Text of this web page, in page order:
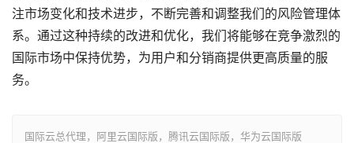
注市场变化和技术进步，不断完善和调整我们的风险管理体
系。通过这种持续的改进和优化，我们将能够在竞争激烈的
国际市场中保持优势，为用户和分销商提供更高质量的服
务。
国际云总代理，阿里云国际版，腾讯云国际版，华为云国际版